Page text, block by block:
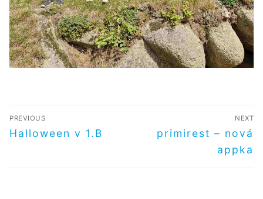
NAVIGACE
PRO
PREVIOUS
Předchozí
Halloween v 1.B
NEXT
Další
primirest – nová
appka